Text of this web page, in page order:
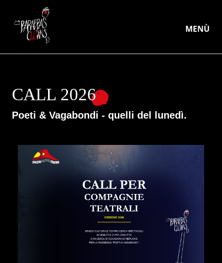
MENÙ
CALL 2026
Poeti & Vagabondi - quelli del lunedì.